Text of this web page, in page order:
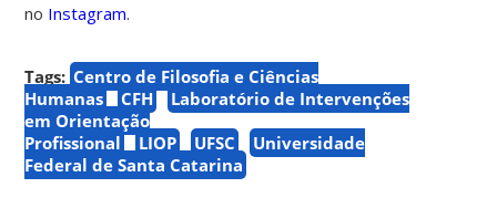
no Instagram.
Tags: Centro de Filosofia e Ciências
Humanas
CFH
Laboratório de Intervenções
em Orientação
Profissional
LIOP UFSC
Universidade
Federal de Santa Catarina